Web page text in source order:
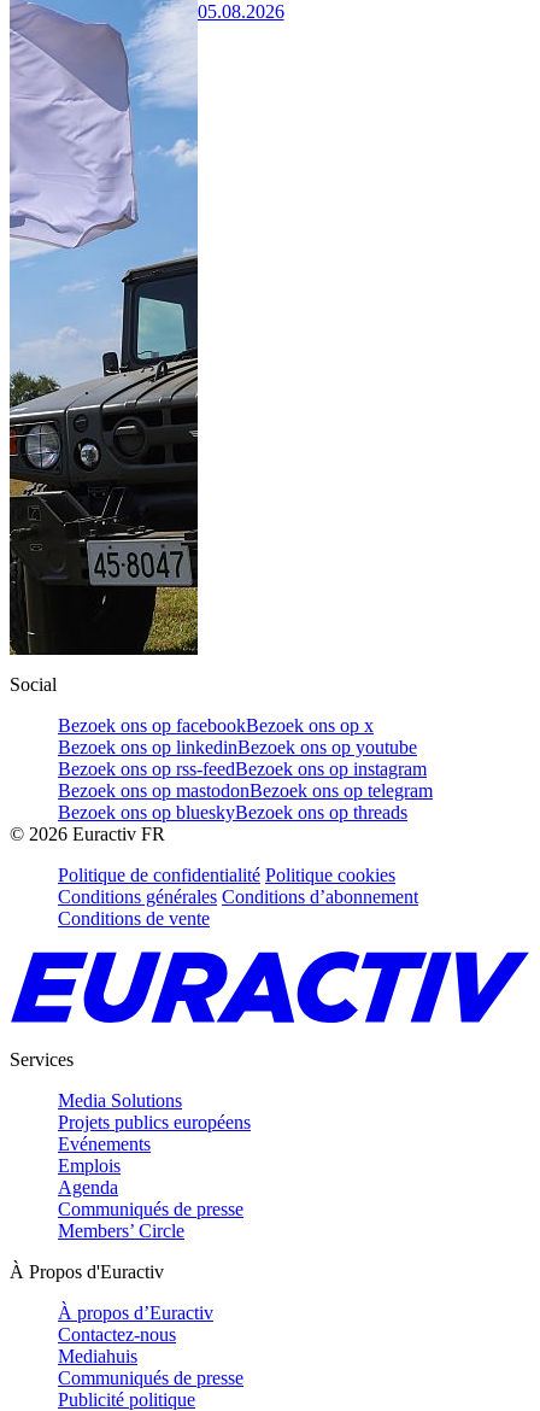
05.08.2026
Social
Bezoek ons op facebookBezoek ons op x
Bezoek ons op linkedinBezoek ons op youtube
Bezoek ons op rss-feedBezoek ons op instagram
Bezoek ons op mastodonBezoek ons op telegram
Bezoek ons op blueskyBezoek ons op threads
© 2026 Euractiv FR
Politique de confidentialité Politique cookies
Conditions générales Conditions d’abonnement
Conditions de vente
Services
Media Solutions
Projets publics européens
Evénements
Emplois
Agenda
Communiqués de presse
Members’ Circle
À Propos d'Euractiv
À propos d’Euractiv
Contactez-nous
Mediahuis
Communiqués de presse
Publicité politique